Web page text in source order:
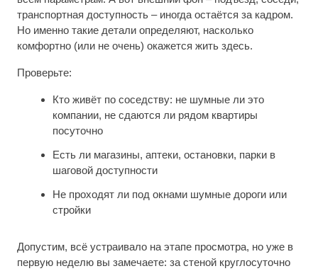
транспортная доступность – иногда остаётся за кадром.
Но именно такие детали определяют, насколько
комфортно (или не очень) окажется жить здесь.
Проверьте:
Кто живёт по соседству: не шумные ли это
компании, не сдаются ли рядом квартиры
посуточно
Есть ли магазины, аптеки, остановки, парки в
шаговой доступности
Не проходят ли под окнами шумные дороги или
стройки
Допустим, всё устраивало на этапе просмотра, но уже в
первую неделю вы замечаете: за стеной круглосуточно